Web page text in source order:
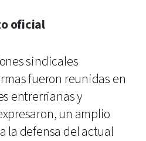
oficial
sindicales
fueron reunidas en
entrerrianas y
un amplio
la defensa del actual